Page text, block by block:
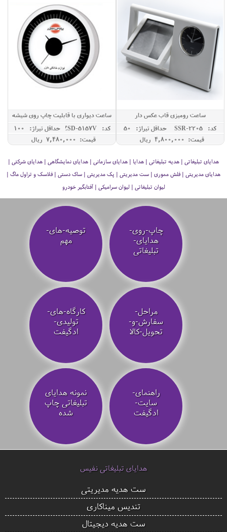
ساعت رومیزی قاب عکس دار
کد: SSR-2205
حداقل تيراژ: 50
قیمت: 4,800,000 ريال
ساعت دیواری با قابلیت چاپ روی شیشه
کد: ZSD-5157V
حداقل تيراژ: 100
قیمت: 7,480,000 ريال
هدایای تبلیغاتی | هدیه تبلیغاتی | هدایا | هدایای سازمانی | هدایای نمایشگاهی | هدایای شرکتی |
هدایای مدیریتی | فلش مموری | ست مدیریتی | پک مدیریتی | ساک دستی | فلاسک و تراول ماگ |
لیوان تبلیغاتی | لیوان سرامیکی | آفتابگیر خودرو
چاپ-روی-
هدایای-
تبلیغاتی
توصیه‌-های-
مهم
مراحل-
سفارش-و-
تحویل-کالا
کارگاه-های-
تولیدی-
ادگیفت
راهنمای-
سایت-
ادگیفت
نمونه هدایای
تبلیغاتی چاپ
شده
هدایای تبلیغاتی نفیس
ست هدیه مدیریتی
تندیس میناکاری
ست هدیه دیجیتال